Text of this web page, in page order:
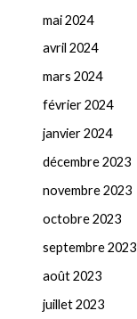
mai 2024
avril 2024
mars 2024
février 2024
janvier 2024
décembre 2023
novembre 2023
octobre 2023
septembre 2023
août 2023
juillet 2023